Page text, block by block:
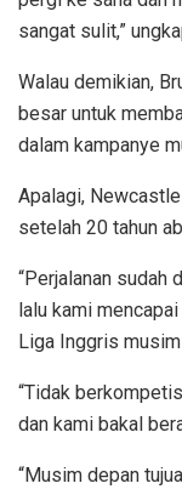
sangat sulit,”
Walau demikian,
besar untuk
dalam kampanye
Apalagi,
setelah 20 tahun
“Perjalanan sudah
lalu kami
Liga Inggris
“Tidak
dan kami bakal
“Musim depan